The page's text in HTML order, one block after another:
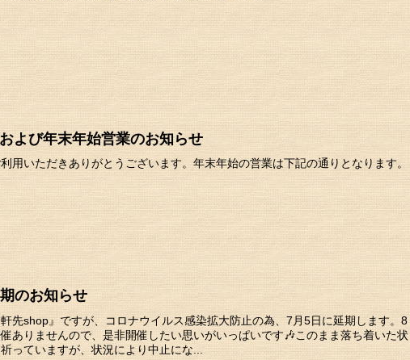
よび年末年始営業のお知らせ
用いただきありがとうございます。年末年始の営業は下記の通りとなります。
のお知らせ
先shop』ですが、コロナウイルス感染拡大防止の為、7月5日に延期します。8
ありませんので、是非開催したい思いがいっぱいです🎶このまま落ち着いた状
っていますが、状況により中止にな...